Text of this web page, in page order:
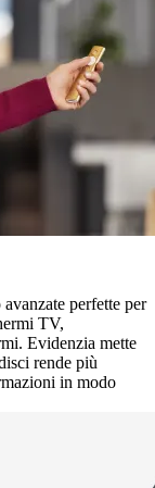
perfette per
TV,
Evidenzia mette
rende più
in modo